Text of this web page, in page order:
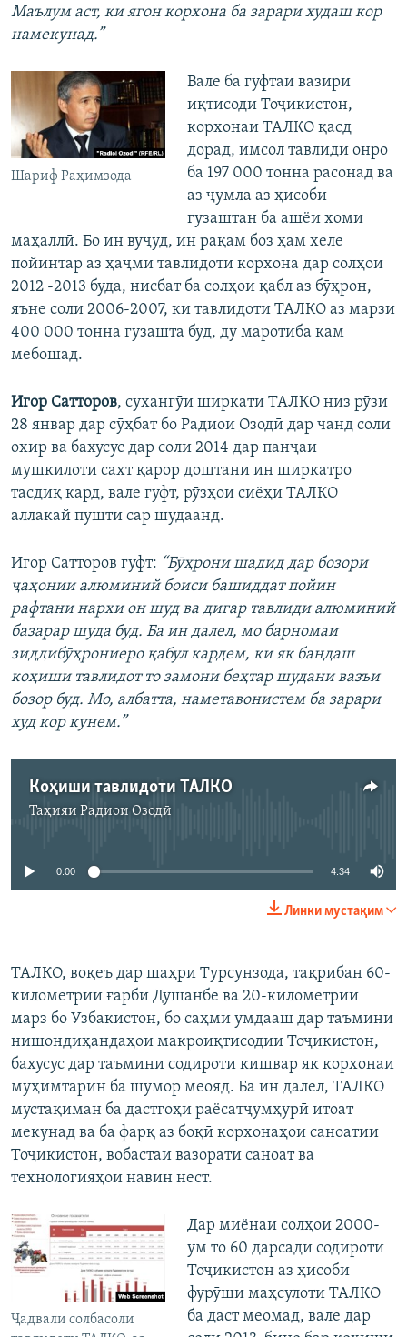
Маълум аст, ки ягон корхона ба зарари худаш кор
намекунад.”
Шариф Раҳимзода
Вале ба гуфтаи вазири
иқтисоди Тоҷикистон,
корхонаи ТАЛКО қасд
дорад, имсол тавлиди онро
ба 197 000 тонна расонад ва
аз ҷумла аз ҳисоби
гузаштан ба ашёи хоми
маҳаллӣ. Бо ин вуҷуд, ин рақам боз ҳам хеле
пойинтар аз ҳаҷми тавлидоти корхона дар солҳои
2012 -2013 буда, нисбат ба солҳои қабл аз бӯҳрон,
яъне соли 2006-2007, ки тавлидоти ТАЛКО аз марзи
400 000 тонна гузашта буд, ду маротиба кам
мебошад.
Игор Сатторов, сухангӯи ширкати ТАЛКО низ рӯзи
28 январ дар сӯҳбат бо Радиои Озодӣ дар чанд соли
охир ва бахусус дар соли 2014 дар панҷаи
мушкилоти сахт қарор доштани ин ширкатро
тасдиқ кард, вале гуфт, рӯзҳои сиёҳи ТАЛКО
аллакай пушти сар шудаанд.
Игор Сатторов гуфт: “Бӯҳрони шадид дар бозори
ҷаҳонии алюминий боиси башиддат пойин
рафтани нархи он шуд ва дигар тавлиди алюминий
базарар шуда буд. Ба ин далел, мо барномаи
зиддибӯҳрониеро қабул кардем, ки як бандаш
коҳиши тавлидот то замони беҳтар шудани вазъи
бозор буд. Мо, албатта, наметавонистем ба зарари
худ кор кунем.”
Коҳиши тавлидоти ТАЛКО
Таҳияи Радиои Озодӣ
Феълан кор намекунад
0:00 4:34
Линки мустақим
ТАЛКО, воқеъ дар шаҳри Турсунзода, тақрибан 60-
километрии ғарби Душанбе ва 20-километрии
марз бо Узбакистон, бо саҳми умдааш дар таъмини
нишондиҳандаҳои макроиқтисодии Тоҷикистон,
бахусус дар таъмини содироти кишвар як корхонаи
муҳимтарин ба шумор меояд. Ба ин далел, ТАЛКО
мустақиман ба дастгоҳи раёсатҷумҳурӣ итоат
мекунад ва ба фарқ аз боқӣ корхонаҳои саноатии
Тоҷикистон, вобастаи вазорати саноат ва
технологияҳои навин нест.
Ҷадвали солбасоли
Дар миёнаи солҳои 2000-
ум то 60 дарсади содироти
Тоҷикистон аз ҳисоби
фурӯши маҳсулоти ТАЛКО
ба даст меомад, вале дар